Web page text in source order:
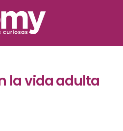
la vida adulta